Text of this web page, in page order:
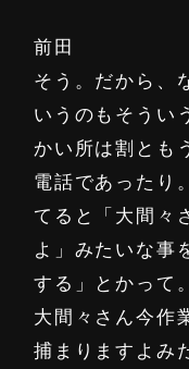
前田
そう。だから、
いうのもそうい
かい所は割とも
電話であったり
てると「大間々
よ」みたいな事
する」とかって
大間々さん今作
捕まりますよみ